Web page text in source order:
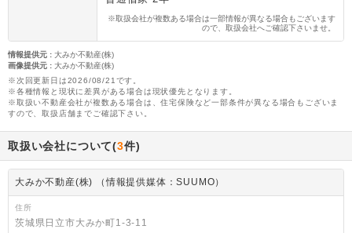
※取扱会社が複数ある場合は一部情報が異なる場合もございます
ので、取扱会社へご確認下さいませ。
情報提供元 : 大みか不動産(株)
画像提供元 : 大みか不動産(株)
※次回更新日は2026/08/21です。
※各種情報と現状に差異がある場合は現状優先となります。
※取扱い不動産会社が複数ある場合は、住宅保険など一部条件が異なる場合もございま
すので、取扱店舗までご確認下さい。
取扱い会社について(3件)
大みか不動産(株) （情報提供媒体：SUUMO）
住所
茨城県日立市大みか町1-3-11